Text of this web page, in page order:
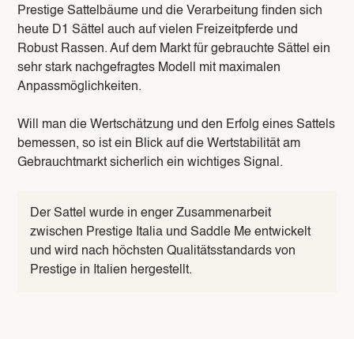
Prestige Sattelbäume und die Verarbeitung finden sich
heute D1 Sättel auch auf vielen Freizeitpferde und
Robust Rassen. Auf dem Markt für gebrauchte Sättel ein
sehr stark nachgefragtes Modell mit maximalen
Anpassmöglichkeiten.
Will man die Wertschätzung und den Erfolg eines Sattels
bemessen, so ist ein Blick auf die Wertstabilität am
Gebrauchtmarkt sicherlich ein wichtiges Signal.
Der Sattel wurde in enger Zusammenarbeit
zwischen Prestige Italia und Saddle Me entwickelt
und wird nach höchsten Qualitätsstandards von
Prestige in Italien hergestellt.